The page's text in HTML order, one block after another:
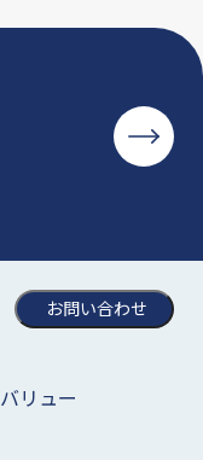
お問い合わせ
リュー